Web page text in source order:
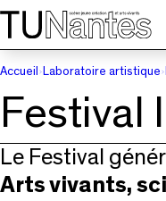
Passer directement à
Passer directement
Accueil
Laboratoire artistique
Festival
Le Festival
Arts vivants,